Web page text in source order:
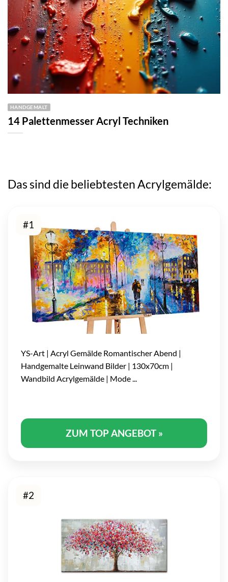
HANDGEMALT
14 Palettenmesser Acryl Techniken
Das sind die beliebtesten Acrylgemälde:
#1
YS-Art | Acryl Gemälde Romantischer Abend |
Handgemalte Leinwand Bilder | 130x70cm |
Wandbild Acrylgemälde | Mode ...
ZUM TOP ANGEBOT »
#2